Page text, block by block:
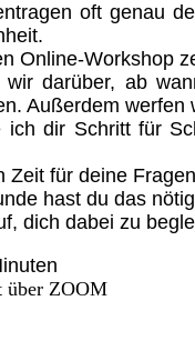
oft genau
Online-Workshop
wir darüber, ab
Außerdem
ich dir Schritt für
Zeit für deine
hast du das
dich dabei zu
über ZOOM